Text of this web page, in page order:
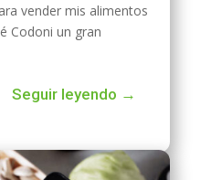
vender mis alimentos
Codoni un gran
Seguir leyendo →